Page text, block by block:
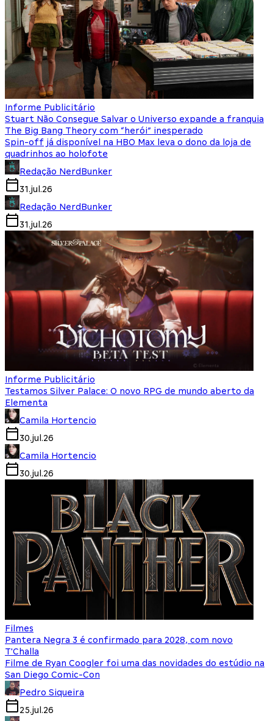
Informe Publicitário
Stuart Não Consegue Salvar o Universo expande a franquia
The Big Bang Theory com “herói” inesperado
Spin-off já disponível na HBO Max leva o dono da loja de
quadrinhos ao holofote
Redação NerdBunker
31.jul.26
Redação NerdBunker
31.jul.26
Informe Publicitário
Testamos Silver Palace: O novo RPG de mundo aberto da
Elementa
Camila Hortencio
30.jul.26
Camila Hortencio
30.jul.26
Filmes
Pantera Negra 3 é confirmado para 2028, com novo
T'Challa
Filme de Ryan Coogler foi uma das novidades do estúdio na
San Diego Comic-Con
Pedro Siqueira
25.jul.26